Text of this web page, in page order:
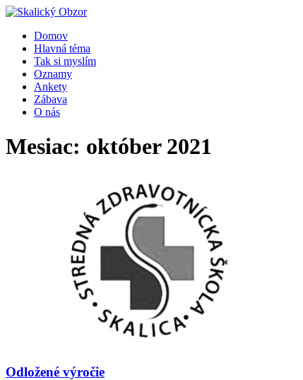
Domov
Hlavná téma
Tak si myslím
Oznamy
Ankety
Zábava
O nás
Mesiac: október 2021
Odložené výročie